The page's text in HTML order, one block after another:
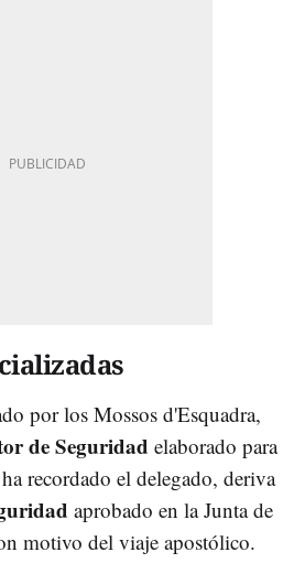
por los Mossos d'Esquadra,
de Seguridad elaborado para
recordado el delegado, deriva
aprobado en la Junta de
motivo del viaje apostólico.